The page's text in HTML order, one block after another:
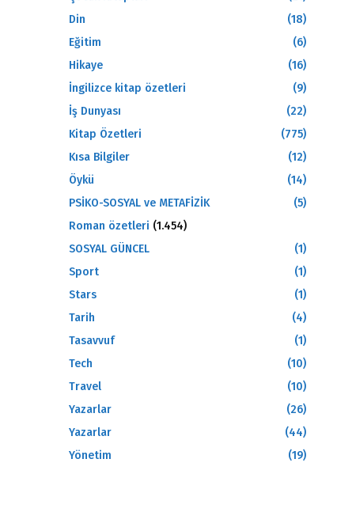
Din
(18)
Eğitim
(6)
Hikaye
(16)
İngilizce kitap özetleri
(9)
İş Dunyası
(22)
Kitap Özetleri
(775)
Kısa Bilgiler
(12)
Öykü
(14)
PSİKO-SOSYAL ve METAFİZİK
(5)
Roman özetleri (1.454)
SOSYAL GÜNCEL
(1)
Sport
(1)
Stars
(1)
Tarih
(4)
Tasavvuf
(1)
Tech
(10)
Travel
(10)
Yazarlar
(26)
Yazarlar
(44)
Yönetim
(19)